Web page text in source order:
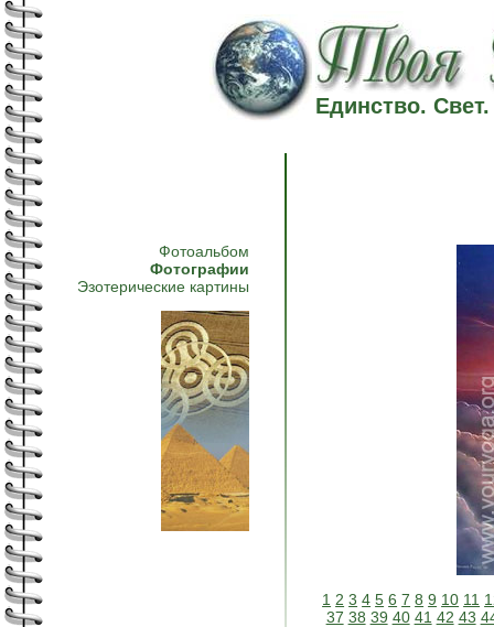
Единство.
Фотоальбом
Фотографии
Эзотерические картины
1 2 3 4 5 6 7 8 9 10 11
37 38 39 40 41 42 43